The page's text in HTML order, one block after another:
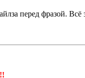
перед фразой. Всё